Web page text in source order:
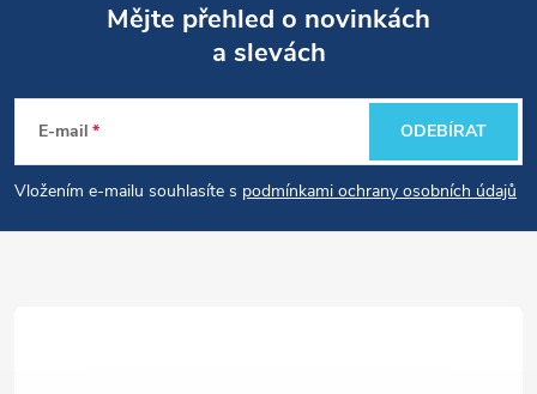
p
Mějte přehled o novinkách
a slevách
E-mail
Vložením e-mailu souhlasíte s podmínkami ochrany osobních údajů
ODEBÍRAT